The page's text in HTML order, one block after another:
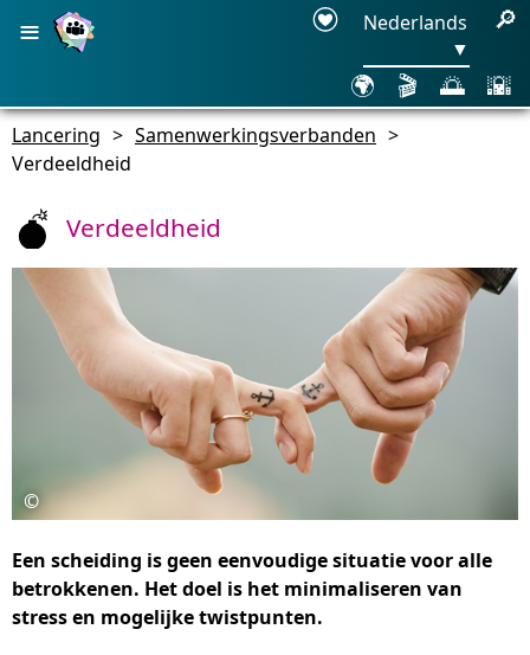
≡
Nederlands
▼
🔎
🌍 🎬 🌅 🌇
Lancering > Samenwerkingsverbanden >
Verdeeldheid
Verdeeldheid
©
Een scheiding is geen eenvoudige situatie voor alle
betrokkenen. Het doel is het minimaliseren van
stress en mogelijke twistpunten.